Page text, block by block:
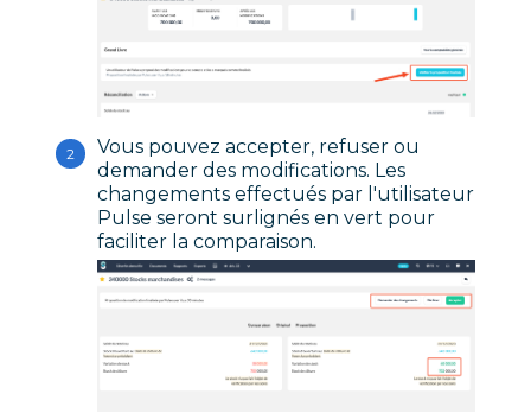
Vous pouvez accepter, refuser ou
demander des modifications. Les
changements effectués par l'utilisateur
Pulse seront surlignés en vert pour
faciliter la comparaison.